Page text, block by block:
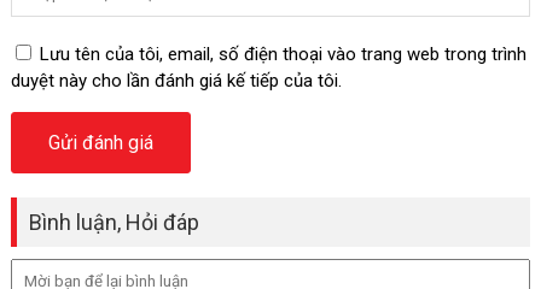
Lưu tên của tôi, email, số điện thoại vào trang web trong trình
duyệt này cho lần đánh giá kế tiếp của tôi.
Bình luận, Hỏi đáp